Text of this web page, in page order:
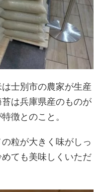
士別市の農家が生産
は兵庫県産のものが
徴とのこと。
粒が大きく味がしっ
ても美味しくいただ